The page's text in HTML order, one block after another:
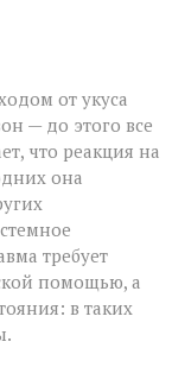
от укуса
— до этого все
что реакция на
она
требует
помощью, а
в таких